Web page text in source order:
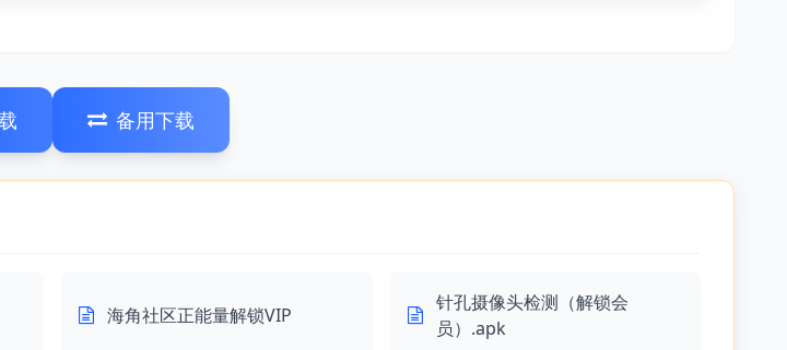
备用下载
海角社区正能量解锁VIP
针孔摄像头检测（解锁会
员）.apk